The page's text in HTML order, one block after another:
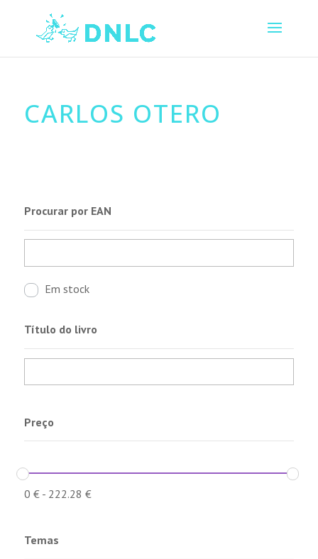
CARLOS OTERO
Procurar por EAN
Em stock
Título do livro
Preço
0 €- 222.28 €
Temas